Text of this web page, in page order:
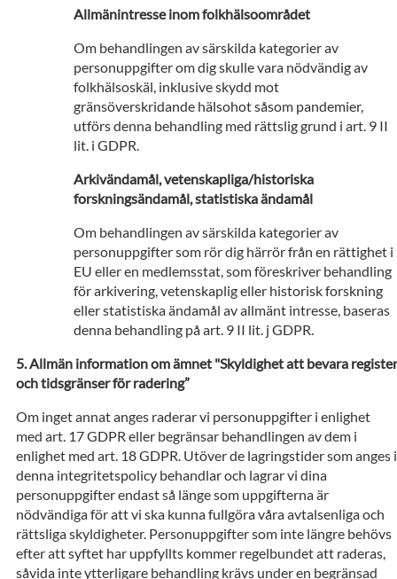
Allmänintresse inom folkhälsoområdet
Om behandlingen av särskilda kategorier av
personuppgifter om dig skulle vara nödvändig av
folkhälsoskäl, inklusive skydd mot
gränsöverskridande hälsohot såsom pandemier,
utförs denna behandling med rättslig grund i art. 9 II
lit. i GDPR.
Arkivändamål, vetenskapliga/historiska
forskningsändamål, statistiska ändamål
Om behandlingen av särskilda kategorier av
personuppgifter som rör dig härrör från en rättighet i
EU eller en medlemsstat, som föreskriver behandling
för arkivering, vetenskaplig eller historisk forskning
eller statistiska ändamål av allmänt intresse, baseras
denna behandling på art. 9 II lit. j GDPR.
Allmän information om ämnet "Skyldighet att bevara register
och tidsgränser för radering”
Om inget annat anges raderar vi personuppgifter i enlighet
med art. 17 GDPR eller begränsar behandlingen av dem i
enlighet med art. 18 GDPR. Utöver de lagringstider som anges i
denna integritetspolicy behandlar och lagrar vi dina
personuppgifter endast så länge som uppgifterna är
nödvändiga för att vi ska kunna fullgöra våra avtalsenliga och
rättsliga skyldigheter. Personuppgifter som inte längre behövs
efter att syftet har uppfyllts kommer regelbundet att raderas,
såvida inte ytterligare behandling krävs under en begränsad